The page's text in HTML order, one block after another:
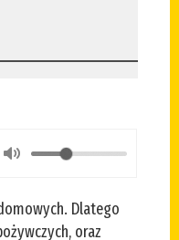
Dlatego
oraz